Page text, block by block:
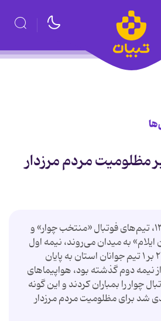
مظلومیت مردم مرزدار
۲۳ بهمن‌ماه سال ۱۳۶۵، تیم‌های فوتبال «منتخب چوار» و
به میدان می‌روند، نیمه اول
این مسابقه با پیروزی ۲ بر ۱ تیم جوانان استان به پایان
۱۰ دقیقه از نیمه دوم گذشته بود، هواپیماهای
چوار را بمباران کردند و این گونه
شد برای مظلومیت مردم مرزدار